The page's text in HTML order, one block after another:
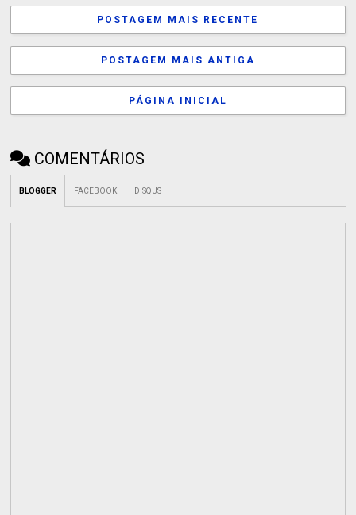
POSTAGEM MAIS RECENTE
POSTAGEM MAIS ANTIGA
PÁGINA INICIAL
COMENTÁRIOS
BLOGGER FACEBOOK DISQUS